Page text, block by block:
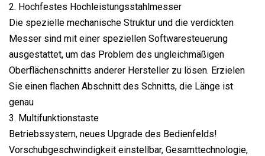
2. Hochfestes Hochleistungsstahlmesser
Die spezielle mechanische Struktur und die verdickten
Messer sind mit einer speziellen Softwaresteuerung
ausgestattet, um das Problem des ungleichmäßigen
Oberflächenschnitts anderer Hersteller zu lösen. Erzielen
Sie einen flachen Abschnitt des Schnitts, die Länge ist
genau
3. Multifunktionstaste
Betriebssystem, neues Upgrade des Bedienfelds!
Vorschubgeschwindigkeit einstellbar, Gesamttechnologie,